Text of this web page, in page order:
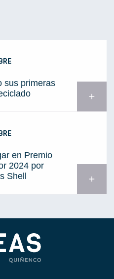
sus primeras
add
en Premio
2024 por
Shell
add